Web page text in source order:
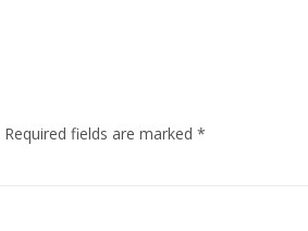
Required fields are marked *